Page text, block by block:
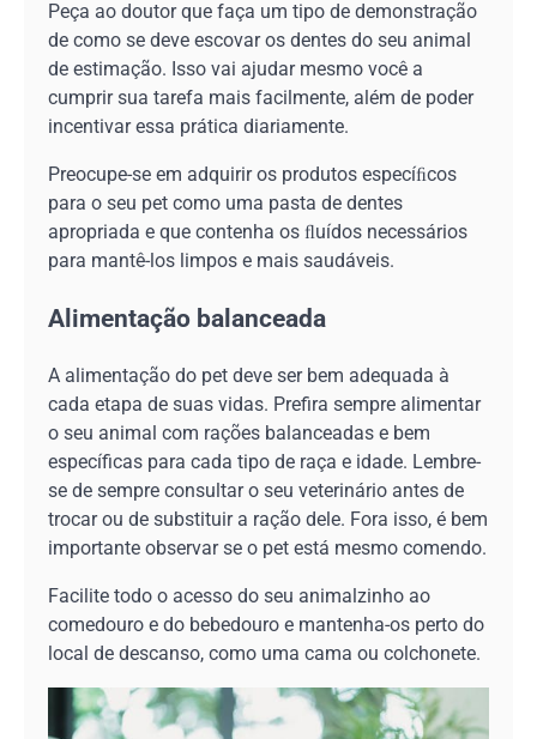
Peça ao doutor que faça um tipo de demonstração
de como se deve escovar os dentes do seu animal
de estimação. Isso vai ajudar mesmo você a
cumprir sua tarefa mais facilmente, além de poder
incentivar essa prática diariamente.
Preocupe-se em adquirir os produtos especíﬁcos
para o seu pet como uma pasta de dentes
apropriada e que contenha os ﬂuídos necessários
para mantê-los limpos e mais saudáveis.
Alimentação balanceada
A alimentação do pet deve ser bem adequada à
cada etapa de suas vidas. Prefira sempre alimentar
o seu animal com rações balanceadas e bem
específicas para cada tipo de raça e idade. Lembre-
se de sempre consultar o seu veterinário antes de
trocar ou de substituir a ração dele. Fora isso, é bem
importante observar se o pet está mesmo comendo.
Facilite todo o acesso do seu animalzinho ao
comedouro e do bebedouro e mantenha-os perto do
local de descanso, como uma cama ou colchonete.